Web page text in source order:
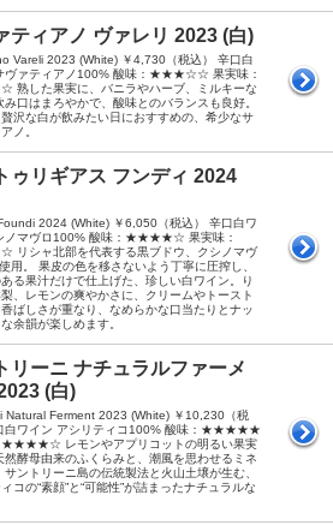
ティアノ ヴァレリ 2023 (白)
Vareli 2023 (White) ￥4,730（税込） 辛口白
ヴァティアノ100% 酸味：★★★☆☆ 果実味：
した果実に、バニラやハーブ、ミルキーな
み口はまろやかで、酸味とのバランスも良好。
沢な白が飲みたい日におすすめの、希少なサ
ノ。
トゥリギアス フンディ 2024
2024 (White) ￥6,050（税込） 辛口白ワ
ノマヴロ100% 酸味：★★★★☆ 果実味：
シャ北部を代表する黒ブドウ、クシノマヴ
用。 果皮の色を移さないよう丁寧に圧搾し、
る果汁だけで仕上げた、珍しい白ワイン。り
、レモンの爽やかさに、クリームやトースト
ばしさが重なり、なめらかな口当たりとナッ
余韻が楽しめます。
リーニ ナチュラルファーメ
(白)
Natural Ferment 2023 (White) ￥10,230（税
白ワイン アシリティコ100% 酸味：★★★★★
★★★★☆ レモンやアプリコットの明るい果実
然酵母由来のふくらみと、潮風を思わせるミネ
サントリーニ島の伝統製法と火山土壌が生む、
コの“素顔”と“可能性”が詰まったナチュラルな